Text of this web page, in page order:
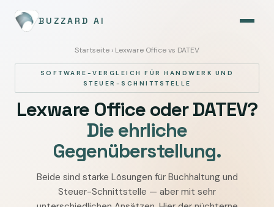
BUZZARD AI
Startseite › Lexware Office vs DATEV
SOFTWARE-VERGLEICH FÜR HANDWERK UND
STEUER-SCHNITTSTELLE
Lexware Office oder DATEV?
Die ehrliche
Gegenüberstellung.
Lexware
Office
Beide sind starke Lösungen für Buchhaltung und
Steuer-Schnittstelle — aber mit sehr